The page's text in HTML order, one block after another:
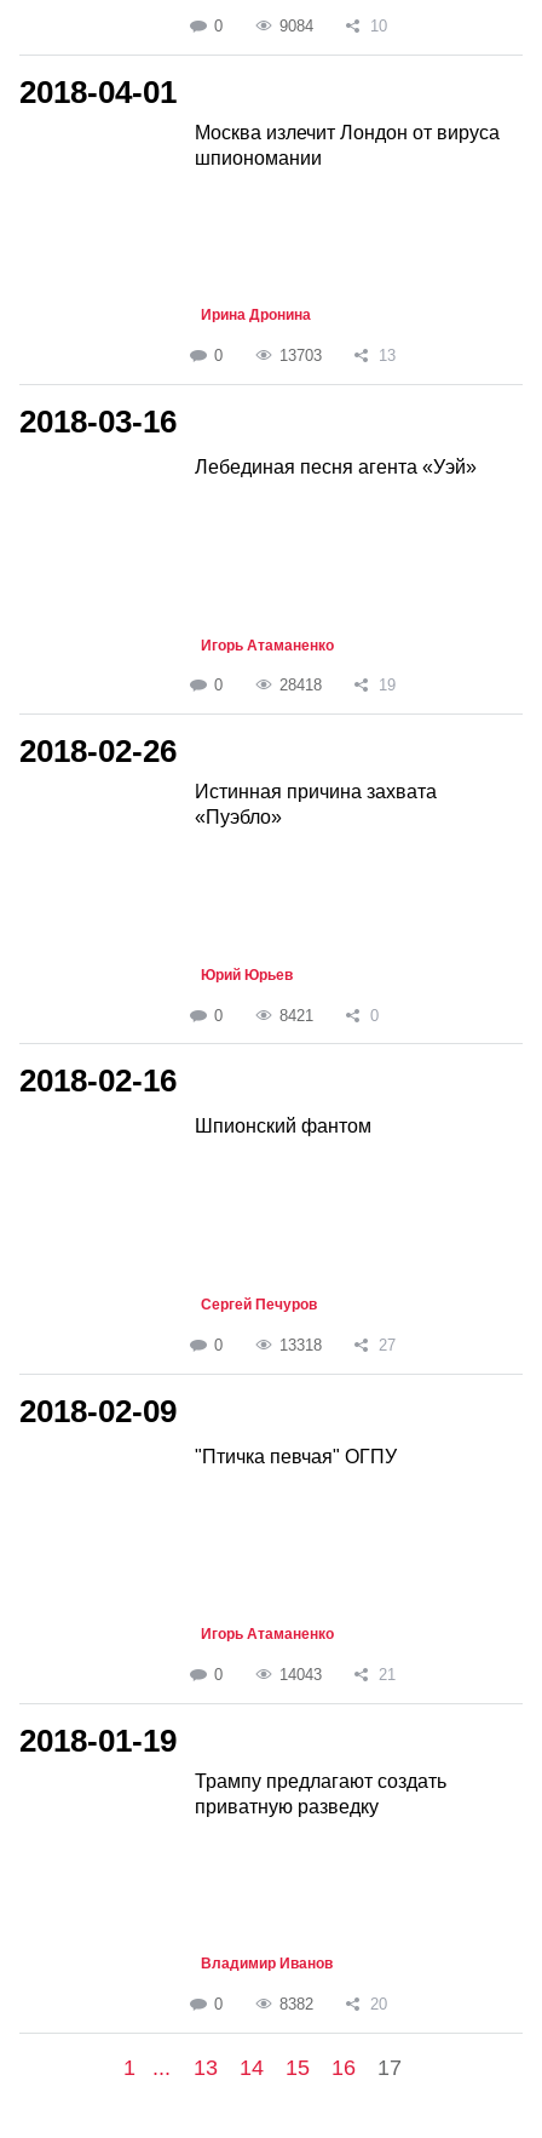
0 9084 10
2018-04-01
Москва излечит Лондон от вируса
шпиономании
Ирина Дронина
0 13703 13
2018-03-16
Лебединая песня агента «Уэй»
Игорь Атаманенко
0 28418 19
2018-02-26
Истинная причина захвата
«Пуэбло»
Юрий Юрьев
0 8421 0
2018-02-16
Шпионский фантом
Сергей Печуров
0 13318 27
2018-02-09
"Птичка певчая" ОГПУ
Игорь Атаманенко
0 14043 21
2018-01-19
Трампу предлагают создать
приватную разведку
Владимир Иванов
0 8382 20
1 ... 13 14 15 16 17